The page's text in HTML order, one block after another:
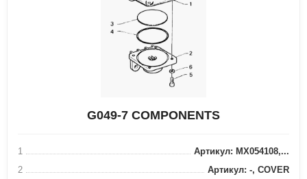
G049-7 COMPONENTS
1
Артикул: MX054108,...
2
Артикул: -, COVER